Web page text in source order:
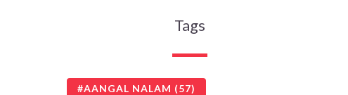
Tags
AANGAL NALAM (57)